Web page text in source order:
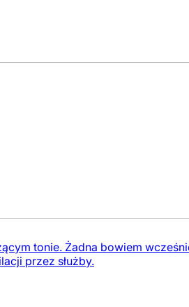
tonie. Żadna bowiem
przez służby.